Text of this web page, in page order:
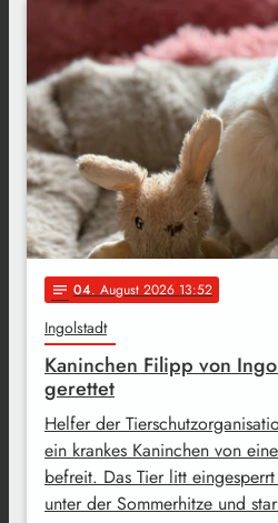
notes 04. August 2026 13:52
Ingolstadt
Kaninchen Filipp von
gerettet
Helfer der
ein krankes Kaninchen von
befreit. Das Tier litt
unter der Sommerhitze und